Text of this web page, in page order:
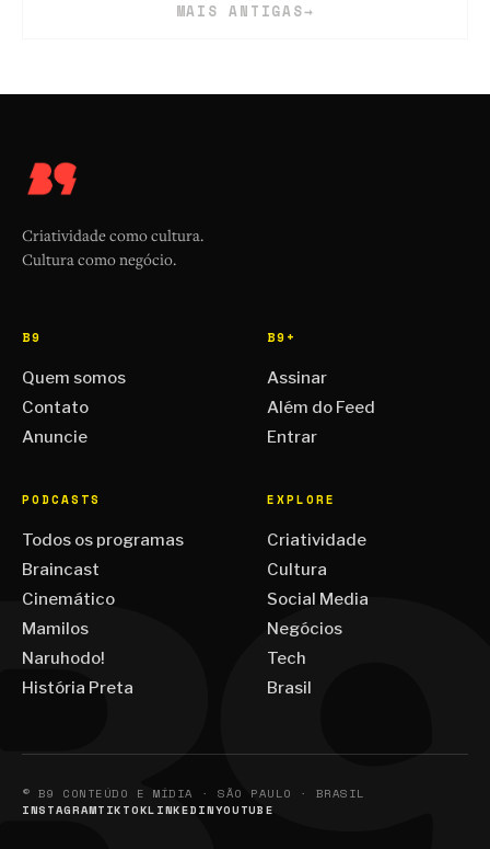
MAIS ANTIGAS→
Criatividade como cultura.
Cultura como negócio.
B9
Quem somos
Contato
Anuncie
B9+
Assinar
Além do Feed
Entrar
PODCASTS
Todos os programas
Braincast
Cinemático
Mamilos
Naruhodo!
História Preta
EXPLORE
Criatividade
Cultura
Social Media
Negócios
Tech
Brasil
© B9 CONTEÚDO E MÍDIA · SÃO PAULO · BRASIL
INSTAGRAMTIKTOKLINKEDINYOUTUBE